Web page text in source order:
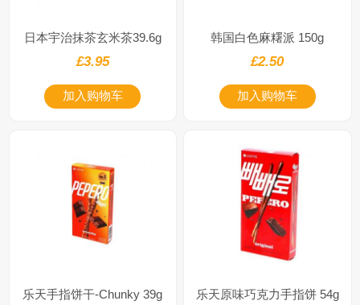
日本宇治抹茶玄米茶39.6g
£3.95
加入购物车
韩国白色麻糬派 150g
£2.50
加入购物车
乐天手指饼干-Chunky 39g 乐天原味巧克力手指饼 54g